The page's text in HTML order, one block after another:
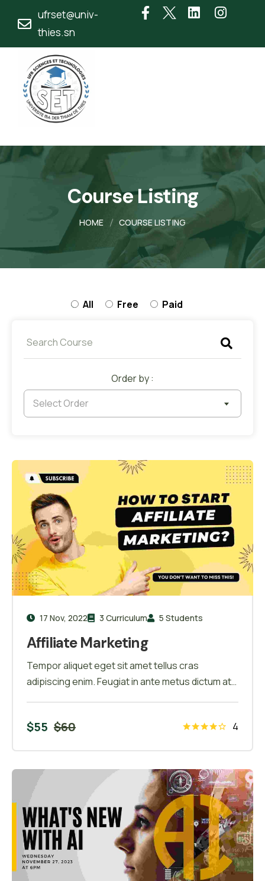
ufrset@univ-
thies.sn
Course Listing
HOME COURSE LISTING
All Free Paid
Order by :
Select Order
17 Nov, 2022 3 Curriculum 5 Students
Affiliate Marketing
Tempor aliquet eget sit amet tellus cras
adipiscing enim. Feugiat in ante metus dictum at
ullamcorper velit sed ullamcorper morbi tincidunt
$60
$55 4